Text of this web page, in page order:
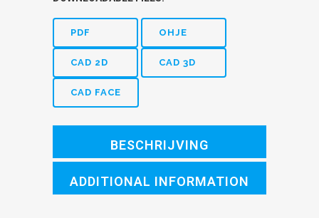
PDF OHJE
CAD 2D CAD 3D
CAD FACE
BESCHRIJVING
ADDITIONAL INFORMATION